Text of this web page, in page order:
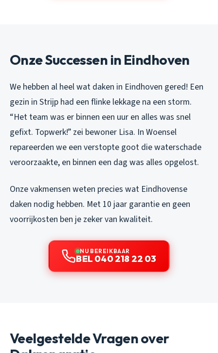
Onze Successen in Eindhoven
We hebben al heel wat daken in Eindhoven gered! Een
gezin in Strijp had een flinke lekkage na een storm.
“Het team was er binnen een uur en alles was snel
gefixt. Topwerk!” zei bewoner Lisa. In Woensel
repareerden we een verstopte goot die waterschade
veroorzaakte, en binnen een dag was alles opgelost.
Onze vakmensen weten precies wat Eindhovense
daken nodig hebben. Met 10 jaar garantie en geen
voorrijkosten ben je zeker van kwaliteit.
NU BEREIKBAAR
BEL 040 218 22 03
Veelgestelde Vragen over